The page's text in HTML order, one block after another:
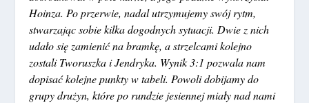
Hoinza. Po przerwie, nadal utrzymujemy swój rytm,
stwarzając sobie kilka dogodnych sytuacji. Dwie z nich
udało się zamienić na bramkę, a strzelcami kolejno
zostali Tworuszka i Jendryka. Wynik 3:1 pozwala nam
dopisać kolejne punkty w tabeli. Powoli dobijamy do
grupy drużyn, które po rundzie jesiennej miały nad nami